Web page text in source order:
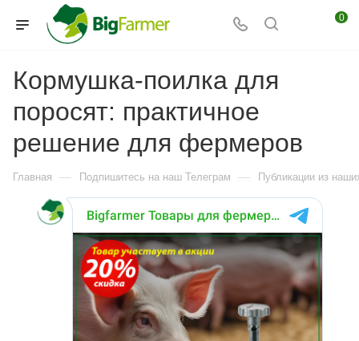
0
Кормушка-поилка для
поросят: практичное
решение для фермеров
Главная — Подпишитесь на наш Телеграм — Публикации из